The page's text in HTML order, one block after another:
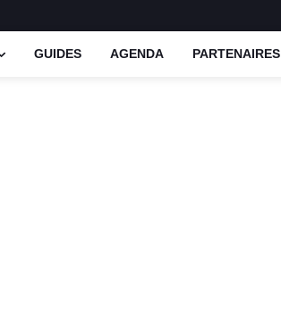
GUIDES AGENDA PARTENAIRES